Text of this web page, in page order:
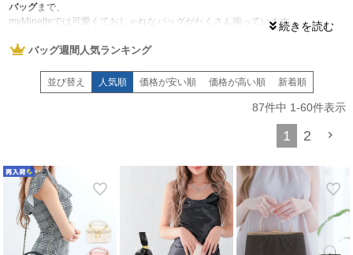
バッグまで、
myMinetteでは可愛くておしゃれなバッグがたくさん揃っています。
これ一つで、毎日のコーディネートが簡単に決まります。
ッグを選べば、華やかなドレススタイルにぴったり。
さらにクラッチバッグは、手に持つだけでスタイリッシュで洗練された印象を
与えてくれるので、どんなシーンでも自信を持ってお出かけできます。
これなら、デートやカジュアルなお出かけでも、可愛く、かつ大人っぽさをキ
myMinetteのバッグは、ショルダーストラップが付いていることが多く、これ
一つでショルダーバッグとしても使えるので、
手持ちと肩掛け両方の使い方が可能です。
便利で機能的なだけでなく、デザイン性にもこだわりがあり、キルティング生
地などのトレンド感ある素材を使用したものも多いため、どんなスタイルにも
マッチします。
バッグ週間人気ランキング
並び替え 人気順 価格が安い順 価格が高い順 新着順
87件中 1-60件表示
1 2